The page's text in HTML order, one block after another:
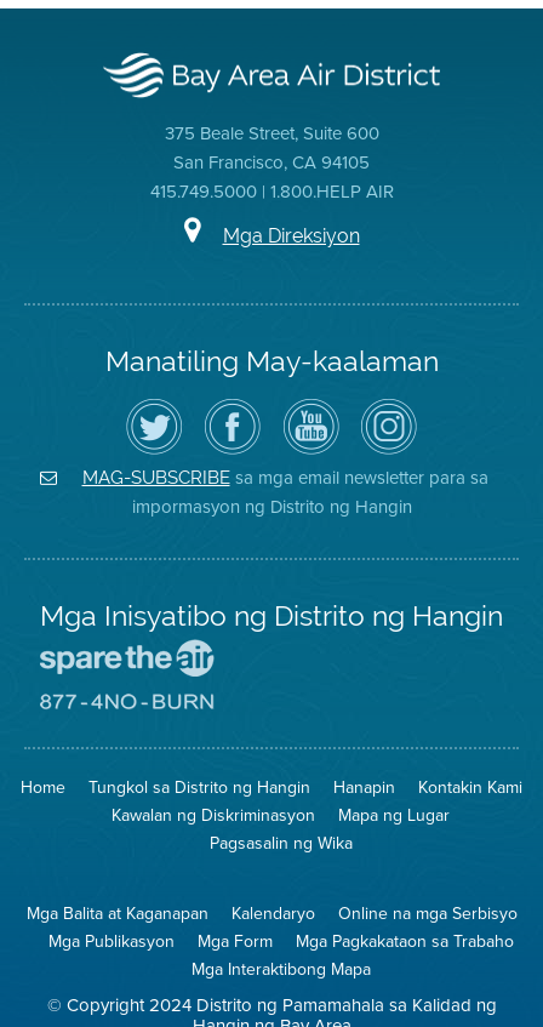
375 Beale Street, Suite 600
San Francisco, CA 94105
415.749.5000 | 1.800.HELP AIR
Mga Direksiyon
Manatiling May-kaalaman
I-
follow
ang
Air
District
sa
Twitter
Bisitahin
ang
Page
sa
Facebook
ng
Distrito
Channel
sa
YouTube
ng
Air
District
Air
District
on
Instagram
MAG-SUBSCRIBEsa mga email newsletter para sa
impormasyon ng Distrito ng Hangin
Mga Inisyatibo ng Distrito ng Hangin
Iligtas
Hangin
8774
na
Pagsunog
Home Tungkol sa Distrito ng Hangin Hanapin
Kontakin Kami
Kawalan ng Diskriminasyon
Mapa ng Lugar
Pagsasalin ng Wika
Mga Balita at Kaganapan Kalendaryo
Online na mga Serbisyo
Mga Publikasyon
Mga Form
Mga Pagkakataon sa Trabaho
Mga Interaktibong Mapa
© Copyright 2024 Distrito ng Pamamahala sa Kalidad ng